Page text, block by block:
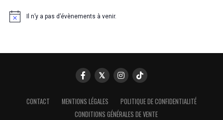
Notice Il n’y a pas d’évènements à venir.
CONTACT MENTIONS LÉGALES
POLITIQUE DE CONFIDENTIALITÉ
CONDITIONS GÉNÉRALES DE VENTE